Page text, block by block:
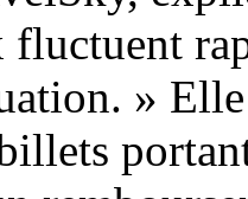
fluctuent
»